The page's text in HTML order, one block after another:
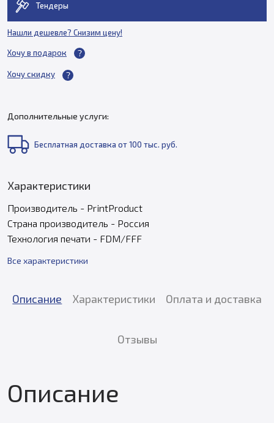
Тендеры
Нашли дешевле? Снизим цену!
Хочу в подарок
Хочу скидку
Дополнительные услуги:
Бесплатная доставка от 100 тыс. руб.
Характеристики
Производитель - PrintProduct
Страна производитель - Россия
Технология печати - FDM/FFF
Все характеристики
Описание Характеристики Оплата и доставка
Отзывы
Описание